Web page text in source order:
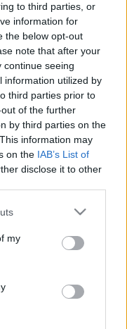
to third parties, or
information for
the below opt-out
note that after your
continue seeing
information utilized by
third parties prior to
of the further
by third parties on the
information may
on the IAB’s List of
disclose it to other
one or more Google
You may click to
third-party tags to
in below Google
my
darab műfaja:
az orrát,
Bede Fazekas
játssza
Hámori Ildikó,
és Szakácsi
bemutatója:
Rendező: Sopsits
és Király
Mari és Pálfi Kata.
este Csala
a premier, a
és Straub